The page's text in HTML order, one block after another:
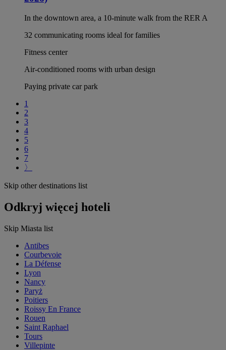
In the downtown area, a 10-minute walk from the RER A
32 communicating rooms ideal for families
Fitness center
Air-conditioned rooms with urban design
Paying private car park
1
2
3
4
5
6
7
〉
Skip other destinations list
Odkryj więcej hoteli
Skip Miasta list
Antibes
Courbevoie
La Défense
Lyon
Nancy
Paryż
Poitiers
Roissy En France
Rouen
Saint Raphael
Tours
Villepinte